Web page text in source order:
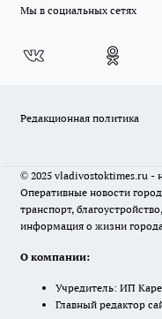
Мы в социальных сетях
Редакционная политика
© 2025 vladivostoktimes.ru -
Оперативные новости
транспорт,
информация о жизни
О компании:
Учредитель: ИП
Главный редактор